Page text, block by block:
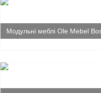
Модульні меблі Ole Mebel